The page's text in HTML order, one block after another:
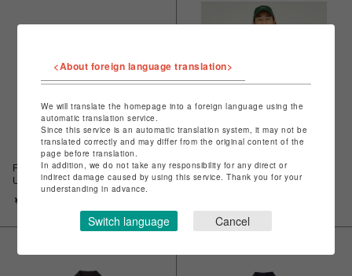
Fresh Service CORPORATE
UNIFORM S/S SHIRT / フレッシ
ュサービス コーポレート ユニフ
ォーム S/S シャツ
￥14,300
Fresh Service CORPORATE
UNIFORM S/S SHIRT / フレッシ
<About foreign language translation>
We will translate the homepage into a foreign language using the
automatic translation service.
Since this service is an automatic translation system, it may not be
translated correctly and may differ from the original content of the
page before translation.
In addition, we do not take any responsibility for any direct or
indirect damage caused by using this service. Thank you for your
understanding in advance.
Switch language Cancel